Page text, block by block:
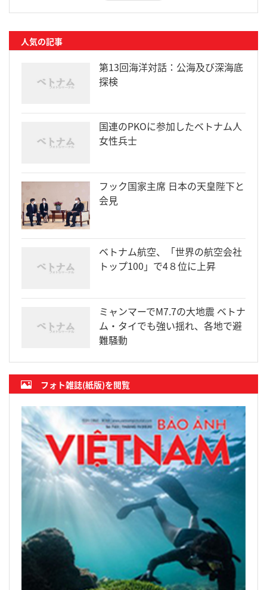
人気の記事
第13回海洋対話：公海及び深海底
探検
国連のPKOに参加したベトナム人
女性兵士
フック国家主席 日本の天皇陛下と
会見
ベトナム航空、「世界の航空会社
トップ100」で4８位に上昇
ミャンマーでM7.7の大地震 ベトナ
ム・タイでも強い揺れ、各地で避
難騒動
フォト雑誌(紙版)を閲覧